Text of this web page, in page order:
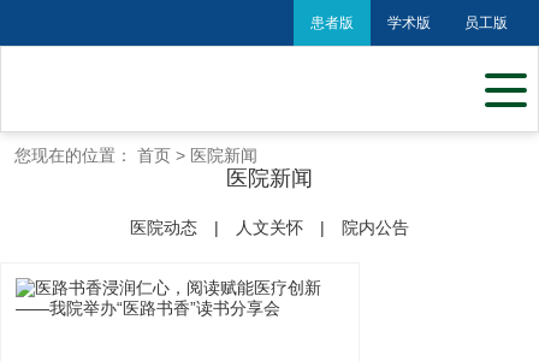
员工版
学术版
患者版
您现在的位置： 首页> 医院新闻
医院新闻
医院动态 | 人文关怀 | 院内公告